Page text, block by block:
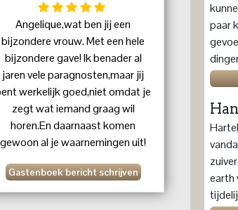
Angelique,wat ben jij een
bijzondere vrouw. Met een hele
bijzondere gave! Ik benader al
jaren vele paragnosten,maar jij
werkelijk goed,niet omdat je
zegt wat iemand graag wil
horen.En daarnaast komen
gewoon al je waarnemingen uit!
niet in de eerste instantie over
gaat. Je bent een aanwinst!
Gastenboek bericht schrijven
paar
earth